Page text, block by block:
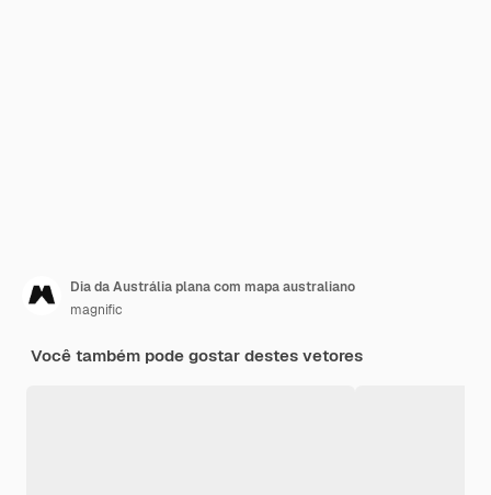
Dia da Austrália plana com mapa australiano
magnific
Você também pode gostar destes vetores